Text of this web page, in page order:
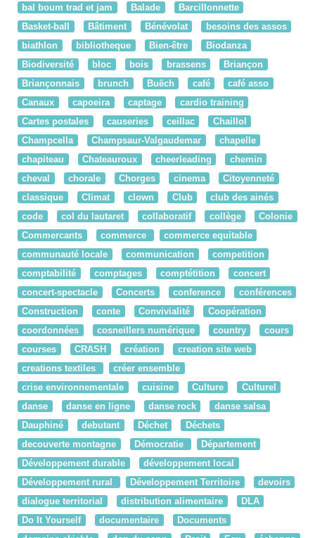
bal boum trad et jam
Balade
Barcillonnette
Basket-ball
Bâtiment Bénévolat
besoins des assos
biathlon
bibliotheque Bien-être
Biodanza
Biodiversité
bloc bois brassens
Briançon
Briançonnais
brunch Buëch café
café asso
Canaux
capoeira captage
cardio training
Cartes postales
causeries ceillac
Chaillol
Champcella
Champsaur-Valgaudemar
chapelle
chapiteau
Chateauroux cheerleading
chemin
cheval
chorale Chorges cinema
Citoyenneté
classique
Climat clown Club
club des ainés
code
col du lautaret collaboratif collège
Colonie
Commercants
commerce
commerce equitable
communauté locale
communication
competition
comptabilité
comptages comptétition
concert
concert-spectacle
Concerts conference
conférences
Construction
conte Convivialité
Coopération
coordonnées
cosneillers numérique country
cours
courses
CRASH création
creation site web
creations textiles
créer ensemble
crise environnementale
cuisine Culture
Culturel
danse
danse en ligne danse rock
danse salsa
Dauphiné
debutant Déchet
Déchets
decouverte montagne
Démocratie
Département
Développement durable
développement local
Développement rural
Développement Territoire
devoirs
dialogue territorial
distribution alimentaire
DLA
Do It Yourself
documentaire
Documents